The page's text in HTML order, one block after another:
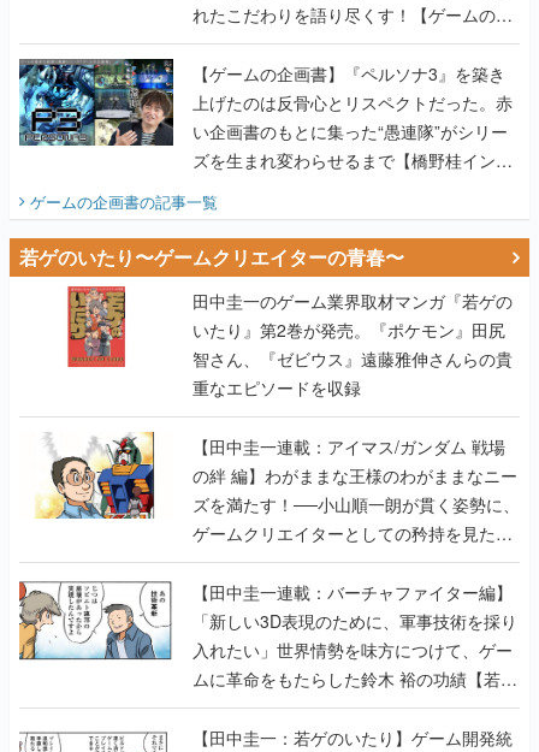
れたこだわりを語り尽くす！【ゲームの企
画書】
【ゲームの企画書】『ペルソナ3』を築き
上げたのは反骨心とリスペクトだった。赤
い企画書のもとに集った“愚連隊”がシリー
ズを生まれ変わらせるまで【橋野桂インタ
ビュー】
ゲームの企画書の記事一覧
若ゲのいたり〜ゲームクリエイターの青春〜
田中圭一のゲーム業界取材マンガ『若ゲの
いたり』第2巻が発売。『ポケモン』田尻
智さん、『ゼビウス』遠藤雅伸さんらの貴
重なエピソードを収録
【田中圭一連載：アイマス/ガンダム 戦場
の絆 編】わがままな王様のわがままなニー
ズを満たす！──小山順一朗が貫く姿勢に、
ゲームクリエイターとしての矜持を見た
【若ゲのいたり最終回】
【田中圭一連載：バーチャファイター編】
「新しい3D表現のために、軍事技術を採り
入れたい」世界情勢を味方につけて、ゲー
ムに革命をもたらした鈴木 裕の功績【若ゲ
のいたり】
【田中圭一：若ゲのいたり】ゲーム開発統